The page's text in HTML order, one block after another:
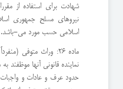
شهادت برای استفاده از
نیروهای مسلح جمهوری
اسلامی حسب مورد می-باشد.
ماده 26: وراث متوفی
نماینده قانونی آنها
حدود عرف و عادات و